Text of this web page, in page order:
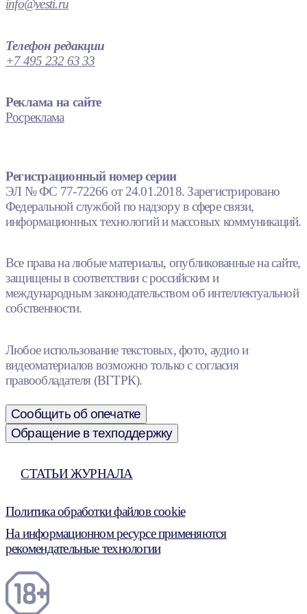
info@vesti.ru
Телефон редакции
+7 495 232 63 33
Реклама на сайте
Росреклама
Регистрационный номер серии
ЭЛ № ФС 77-72266 от 24.01.2018. Зарегистрировано
Федеральной службой по надзору в сфере связи,
информационных технологий и массовых коммуникаций.
Все права на любые материалы, опубликованные на сайте,
защищены в соответствии с российским и
международным законодательством об интеллектуальной
собственности.
Любое использование текстовых, фото, аудио и
видеоматериалов возможно только с согласия
правообладателя (ВГТРК).
Сообщить об опечатке
Обращение в техподдержку
СТАТЬИ ЖУРНАЛА
Политика обработки файлов cookie
На информационном ресурсе применяются
рекомендательные технологии